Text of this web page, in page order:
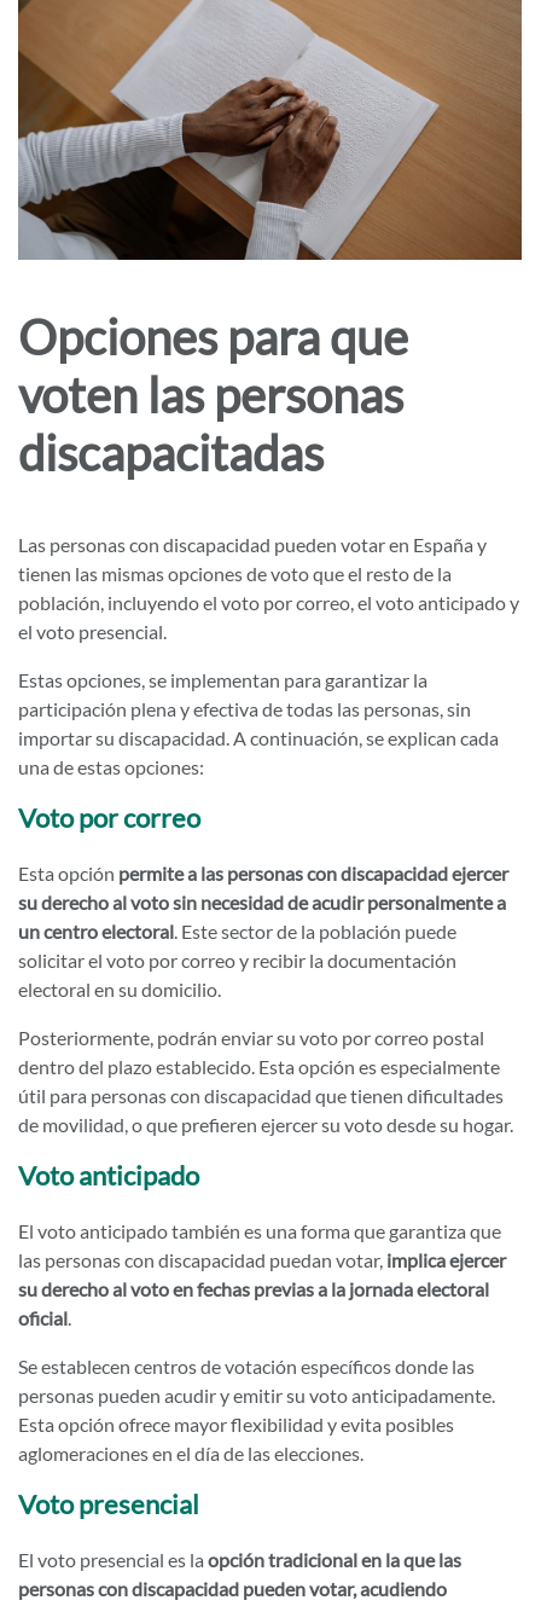
Opciones para que
voten las personas
discapacitadas
Las personas con discapacidad pueden votar en España y
tienen las mismas opciones de voto que el resto de la
población, incluyendo el voto por correo, el voto anticipado y
el voto presencial.
Estas opciones, se implementan para garantizar la
participación plena y efectiva de todas las personas, sin
importar su discapacidad. A continuación, se explican cada
una de estas opciones:
Voto por correo
Esta opción permite a las personas con discapacidad ejercer
su derecho al voto sin necesidad de acudir personalmente a
un centro electoral. Este sector de la población puede
solicitar el voto por correo y recibir la documentación
electoral en su domicilio.
Posteriormente, podrán enviar su voto por correo postal
dentro del plazo establecido. Esta opción es especialmente
útil para personas con discapacidad que tienen dificultades
de movilidad, o que prefieren ejercer su voto desde su hogar.
Voto anticipado
El voto anticipado también es una forma que garantiza que
las personas con discapacidad puedan votar, implica ejercer
su derecho al voto en fechas previas a la jornada electoral
oficial.
Se establecen centros de votación específicos donde las
personas pueden acudir y emitir su voto anticipadamente.
Esta opción ofrece mayor flexibilidad y evita posibles
aglomeraciones en el día de las elecciones.
Voto presencial
El voto presencial es la opción tradicional en la que las
personas con discapacidad pueden votar, acudiendo